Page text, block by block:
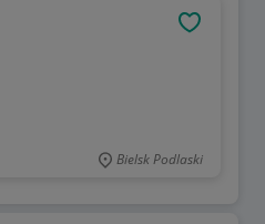
Bielsk Podlaski